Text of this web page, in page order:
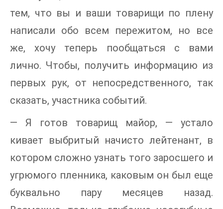
тем, что вы и ваши товарищи по плену
написали обо всем пережитом, но все
же, хочу теперь пообщаться с вами
лично. Чтобы, получить информацию из
первых рук, от непосредственного, так
сказать, участника событий.
— Я готов товарищ майор, — устало
кивает выбритый начисто лейтенант, в
котором сложно узнать того заросшего и
угрюмого пленника, каковым он был еще
буквально пару месяцев назад.